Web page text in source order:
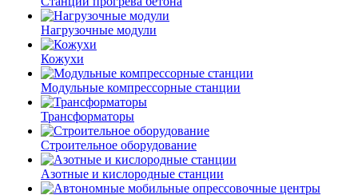
Нагрузочные модули
Кожухи
Модульные компрессорные станции
Трансформаторы
Строительное оборудование
Азотные и кислородные станции